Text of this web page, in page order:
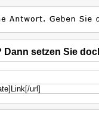
setzen Sie